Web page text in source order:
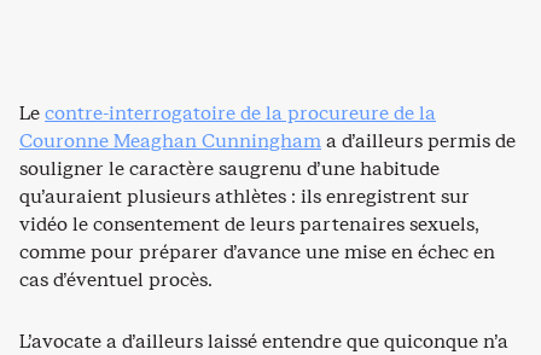
Lecontre-interrogatoire de la procureure de la
Couronne Meaghan Cunninghama d’ailleurs permis de
souligner le caractère saugrenu d’une habitude
qu’auraient plusieurs athlètes : ils enregistrent sur
vidéo le consentement de leurs partenaires sexuels,
comme pour préparer d’avance une mise en échec en
cas d’éventuel procès.
L’avocate a d’ailleurs laissé entendre que quiconque n’a